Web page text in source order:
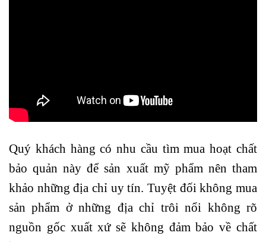
Quý khách hàng có nhu cầu tìm mua hoạt chất
bảo quản này để sản xuất mỹ phẩm nên tham
khảo những địa chỉ uy tín. Tuyệt đối không mua
sản phẩm ở những địa chỉ trôi nổi không rõ
nguồn gốc xuất xứ sẽ không đảm bảo về chất